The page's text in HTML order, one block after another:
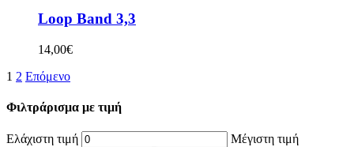
Loop Band 3,3
14,00€
1 2 Επόμενο
Φιλτράρισμα με τιμή
Ελάχιστη τιμή Μέγιστη τιμή